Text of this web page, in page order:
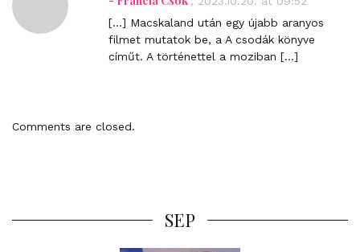
m
[…] Macskaland után egy újabb aranyos
filmet mutatok be, a A csodák könyve
címűt. A történettel a moziban […]
Comments are closed.
SEP